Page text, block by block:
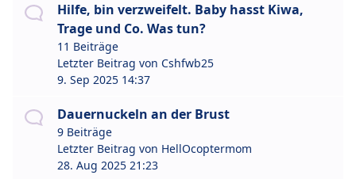
Hilfe, bin verzweifelt. Baby hasst Kiwa,
Trage und Co. Was tun?
11 Beiträge
Letzter Beitrag von Cshfwb25
9. Sep 2025 14:37
Dauernuckeln an der Brust
9 Beiträge
Letzter Beitrag von HellOcoptermom
28. Aug 2025 21:23